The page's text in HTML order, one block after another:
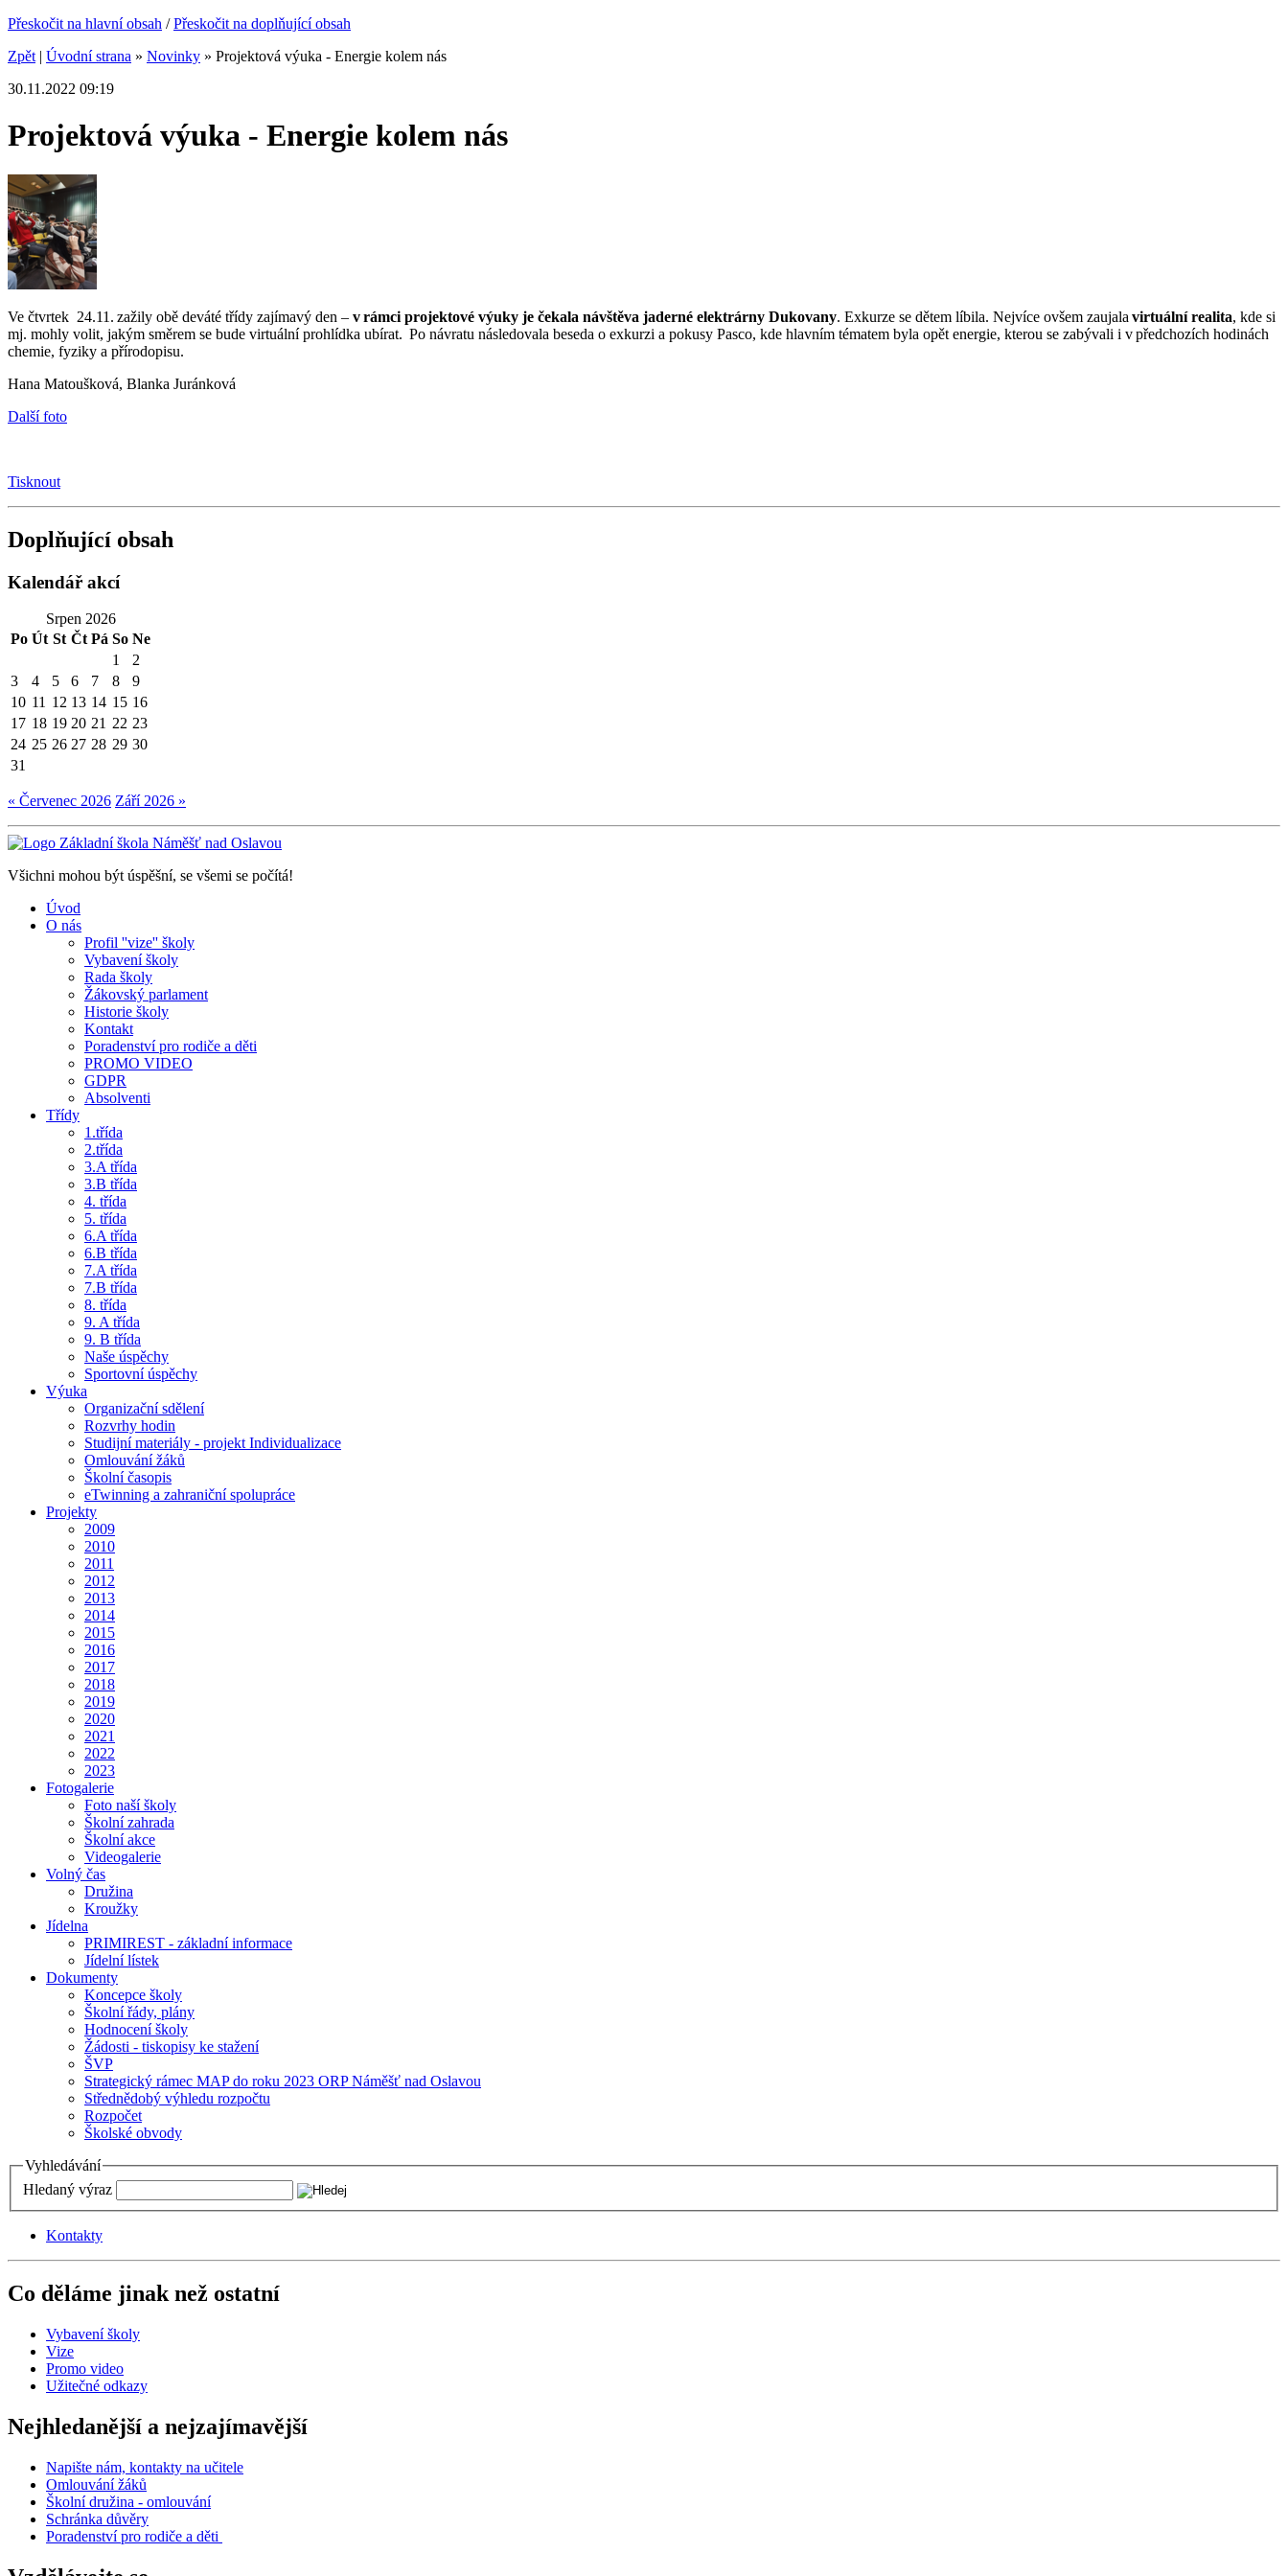
Přeskočit na hlavní obsah /Přeskočit na doplňující obsah
Zpět | Úvodní strana » Novinky » Projektová výuka - Energie kolem nás
30.11.2022 09:19
Projektová výuka - Energie kolem nás
Ve čtvrtek 24.11. zažily obě deváté třídy zajímavý den – v rámci projektové výuky je čekala návštěva jaderné elektrárny Dukovany. Exkurze se dětem líbila. Nejvíce ovšem zaujala virtuální realita, kde si
mj. mohly volit, jakým směrem se bude virtuální prohlídka ubírat. Po návratu následovala beseda o exkurzi a pokusy Pasco, kde hlavním tématem byla opět energie, kterou se zabývali i v předchozích hodinách
chemie, fyziky a přírodopisu.
Hana Matoušková, Blanka Juránková
Další foto
Tisknout
Doplňující obsah
Kalendář akcí
Srpen 2026
Po Út St Čt Pá So Ne
1
2
3
4 5 6 7 8
9
10 11 12 13 14 15 16
17 18 19 20 21 22 23
24 25 26 27 28 29 30
31
« Červenec 2026 Září 2026 »
Všichni mohou být úspěšní, se všemi se počítá!
Úvod
O nás
Profil ''vize'' školy
Vybavení školy
Rada školy
Žákovský parlament
Historie školy
Kontakt
Poradenství pro rodiče a děti
PROMO VIDEO
GDPR
Absolventi
Třídy
1.třída
2.třída
3.A třída
3.B třída
4. třída
5. třída
6.A třída
6.B třída
7.A třída
7.B třída
8. třída
9. A třída
9. B třída
Naše úspěchy
Sportovní úspěchy
Výuka
Organizační sdělení
Rozvrhy hodin
Studijní materiály - projekt Individualizace
Omlouvání žáků
Školní časopis
eTwinning a zahraniční spolupráce
Projekty
2009
2010
2011
2012
2013
2014
2015
2016
2017
2018
2019
2020
2021
2022
2023
Fotogalerie
Foto naší školy
Školní zahrada
Školní akce
Videogalerie
Volný čas
Družina
Kroužky
Jídelna
PRIMIREST - základní informace
Jídelní lístek
Dokumenty
Koncepce školy
Školní řády, plány
Hodnocení školy
Žádosti - tiskopisy ke stažení
ŠVP
Strategický rámec MAP do roku 2023 ORP Náměšť nad Oslavou
Střednědobý výhledu rozpočtu
Rozpočet
Školské obvody
Vyhledávání
Hledaný výraz
Kontakty
Co děláme jinak než ostatní
Vybavení školy
Vize
Promo video
Užitečné odkazy
Nejhledanější a nejzajímavější
Napište nám, kontakty na učitele
Omlouvání žáků
Školní družina - omlouvání
Schránka důvěry
Poradenství pro rodiče a děti